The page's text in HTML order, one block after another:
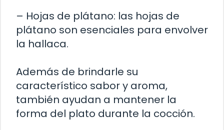
– Hojas de plátano: las hojas de
plátano son esenciales para envolver
la hallaca.
Además de brindarle su
característico sabor y aroma,
también ayudan a mantener la
forma del plato durante la cocción.